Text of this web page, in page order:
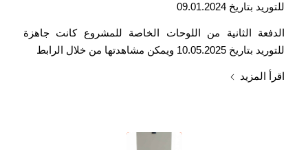
للتوريد بتاريخ 09.01.2024
الدفعة الثانية من اللوحات الخاصة للمشروع كانت جاهزة
للتوريد بتاريخ 10.05.2025 ويمكن مشاهدتها من خلال الرابط
اقرأ المزيد